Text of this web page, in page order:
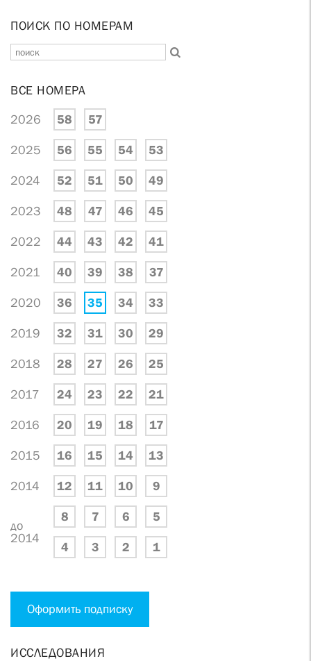
ПОИСК ПО НОМЕРАМ
ВСЕ НОМЕРА
2026 58 57
2025 56 55 54 53
2024 52 51 50 49
2023 48 47 46 45
2022 44 43 42 41
2021 40 39 38 37
2020 36 35 34 33
2019 32 31 30 29
2018 28 27 26 25
2017 24 23 22 21
2016 20 19 18 17
2015 16 15 14 13
2014 12 11 10 9
до
2014
8 7 6 5
4 3 2 1
Оформить подписку
ИССЛЕДОВАНИЯ